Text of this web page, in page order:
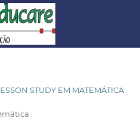
STUDY EM MATEMÁTICA